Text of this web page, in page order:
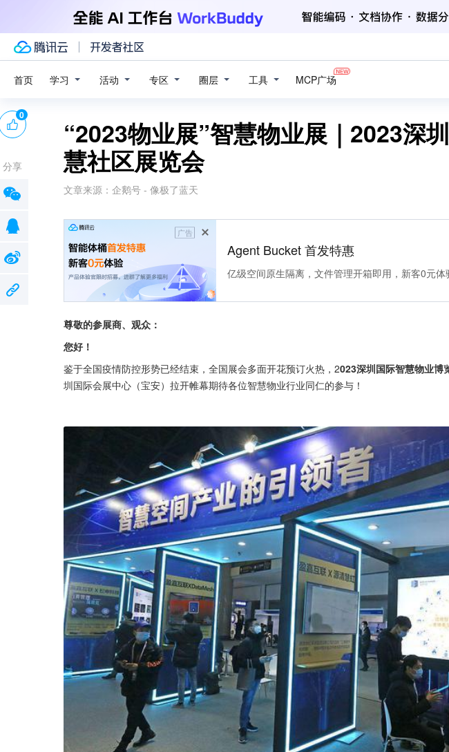
首页 学习 活动 专区 圈层 工具 MCP广场
“2023物业展”智慧物业展｜2023深
慧社区展览会
文章来源： 企鹅号 - 像极了蓝天
广告
Agent Bucket 首发特惠
亿级空间原生隔离，文件管理开箱即用，新客0元体
尊敬的参展商、观众：
您好！
鉴于全国疫情防控形势已经结束，全国展会多面开花预订火热，2023深圳国际智慧物业博
圳国际会展中心（宝安）拉开帷幕期待各位智慧物业行业同仁的参与！
0
分享